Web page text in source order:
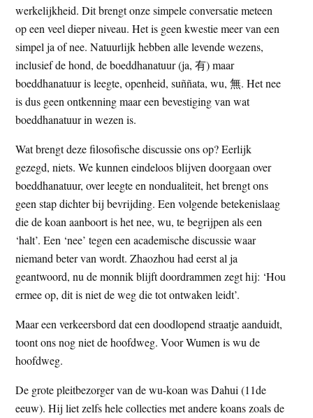
werkelijkheid. Dit brengt onze simpele conversatie meteen
op een veel dieper niveau. Het is geen kwestie meer van een
simpel ja of nee. Natuurlijk hebben alle levende wezens,
inclusief de hond, de boeddhanatuur (ja, 有) maar
boeddhanatuur is leegte, openheid, suññata, wu, 無. Het nee
is dus geen ontkenning maar een bevestiging van wat
boeddhanatuur in wezen is.
Wat brengt deze filosofische discussie ons op? Eerlijk
gezegd, niets. We kunnen eindeloos blijven doorgaan over
boeddhanatuur, over leegte en nondualiteit, het brengt ons
geen stap dichter bij bevrijding. Een volgende betekenislaag
die de koan aanboort is het nee, wu, te begrijpen als een
‘halt’. Een ‘nee’ tegen een academische discussie waar
niemand beter van wordt. Zhaozhou had eerst al ja
geantwoord, nu de monnik blijft doordrammen zegt hij: ‘Hou
ermee op, dit is niet de weg die tot ontwaken leidt’.
Maar een verkeersbord dat een doodlopend straatje aanduidt,
toont ons nog niet de hoofdweg. Voor Wumen is wu de
hoofdweg.
De grote pleitbezorger van de wu-koan was Dahui (11de
eeuw). Hij liet zelfs hele collecties met andere koans zoals de